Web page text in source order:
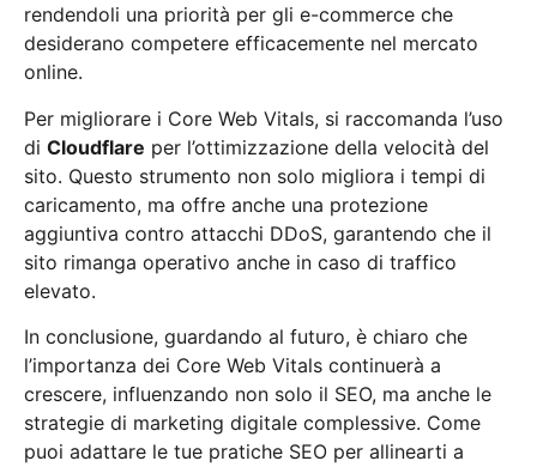
rendendoli una priorità per gli e-commerce che
desiderano competere efficacemente nel mercato
online.
Per migliorare i Core Web Vitals, si raccomanda l’uso
di Cloudflare per l’ottimizzazione della velocità del
sito. Questo strumento non solo migliora i tempi di
caricamento, ma offre anche una protezione
aggiuntiva contro attacchi DDoS, garantendo che il
sito rimanga operativo anche in caso di traffico
elevato.
In conclusione, guardando al futuro, è chiaro che
l’importanza dei Core Web Vitals continuerà a
crescere, influenzando non solo il SEO, ma anche le
strategie di marketing digitale complessive. Come
puoi adattare le tue pratiche SEO per allinearti a